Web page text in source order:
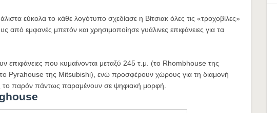
εύκολα το κάθε λογότυπο σχεδίασε η Βίτσιακ όλες τις «τροχοβίλες»
από εμφανές μπετόν και χρησιμοποίησε γυάλινες επιφάνειες για τα
επιφάνειες που κυμαίνονται μεταξύ 245 τ.μ. (το Rhombhouse της
Pyrahouse της Mitsubishi), ενώ προσφέρουν χώρους για τη διαμονή
το παρόν πάντως παραμένουν σε ψηφιακή μορφή.